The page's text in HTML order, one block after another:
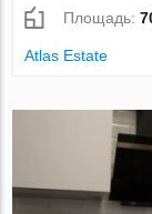
Площадь:
Atlas Estate